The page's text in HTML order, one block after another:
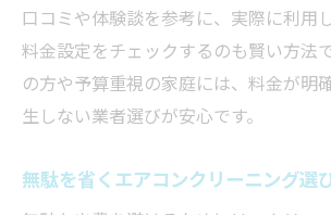
予算内で実現するエアコン
画例
エアコンクリーニングを年1
コスパ重視で選ぶエアコンクリー
エアコンクリーニング費用を
口コミや体験談を参考に、実際に利用
料金設定をチェックするのも賢い方法
の方や予算重視の家庭には、料金が明
生しない業者選びが安心です。
無駄を省くエアコンクリーニング選